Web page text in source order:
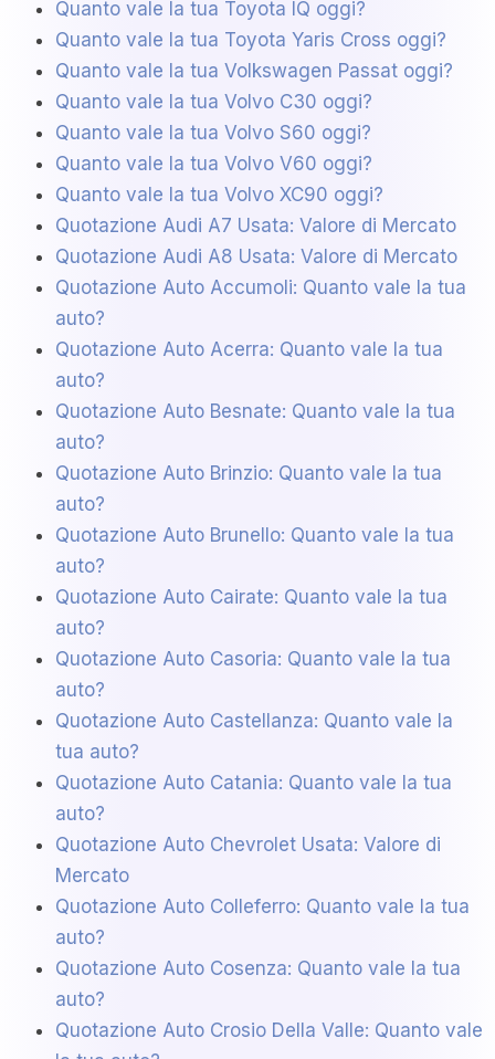
Quanto vale la tua Toyota IQ oggi?
Quanto vale la tua Toyota Yaris Cross oggi?
Quanto vale la tua Volkswagen Passat oggi?
Quanto vale la tua Volvo C30 oggi?
Quanto vale la tua Volvo S60 oggi?
Quanto vale la tua Volvo V60 oggi?
Quanto vale la tua Volvo XC90 oggi?
Quotazione Audi A7 Usata: Valore di Mercato
Quotazione Audi A8 Usata: Valore di Mercato
Quotazione Auto Accumoli: Quanto vale la tua
auto?
Quotazione Auto Acerra: Quanto vale la tua
auto?
Quotazione Auto Besnate: Quanto vale la tua
auto?
Quotazione Auto Brinzio: Quanto vale la tua
auto?
Quotazione Auto Brunello: Quanto vale la tua
auto?
Quotazione Auto Cairate: Quanto vale la tua
auto?
Quotazione Auto Casoria: Quanto vale la tua
auto?
Quotazione Auto Castellanza: Quanto vale la
tua auto?
Quotazione Auto Catania: Quanto vale la tua
auto?
Quotazione Auto Chevrolet Usata: Valore di
Mercato
Quotazione Auto Colleferro: Quanto vale la tua
auto?
Quotazione Auto Cosenza: Quanto vale la tua
auto?
Quotazione Auto Crosio Della Valle: Quanto vale